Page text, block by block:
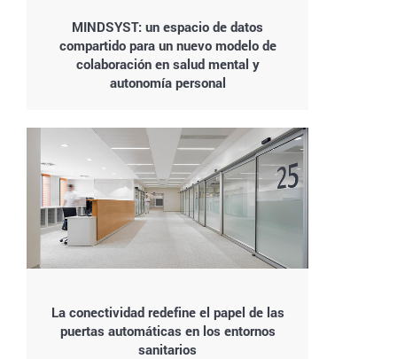
MINDSYST: un espacio de datos
compartido para un nuevo modelo de
colaboración en salud mental y
autonomía personal
La conectividad redefine el papel de las
puertas automáticas en los entornos
sanitarios